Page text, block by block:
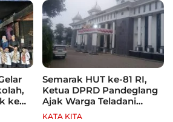
ke
Semarak HUT ke-81 RI,
Ketua DPRD Pandeglang
Ajak Warga Teladani
Semangat Para Pahlawan
KATA KITA